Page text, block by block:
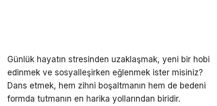
Günlük hayatın stresinden uzaklaşmak, yeni bir hobi
edinmek ve sosyalleşirken eğlenmek ister misiniz?
Dans etmek, hem zihni boşaltmanın hem de bedeni
formda tutmanın en harika yollarından biridir.